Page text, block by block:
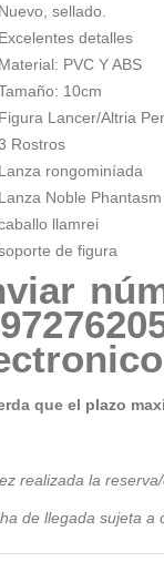
Nuevo, sellado.
Excelentes detalles
Material: PVC Y ABS
10cm
Figura Lancer/Altria
Rostros
Lanza rongominíada
Lanza Noble
llamrei
de figura
que el plazo
realizada la
de llegada sujeta a